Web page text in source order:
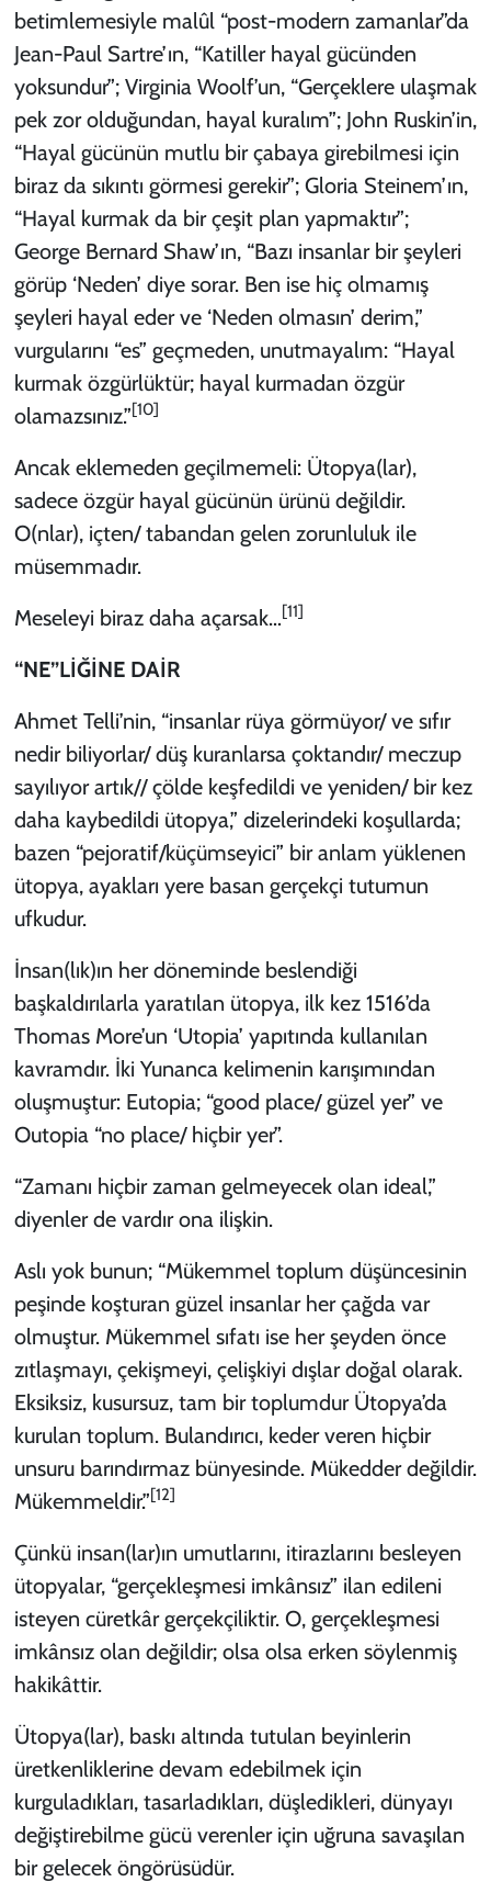
betimlemesiyle malûl “post-modern zamanlar”da
Jean-Paul Sartre’ın, “Katiller hayal gücünden
yoksundur”; Virginia Woolf’un, “Gerçeklere ulaşmak
pek zor olduğundan, hayal kuralım”; John Ruskin’in,
“Hayal gücünün mutlu bir çabaya girebilmesi için
biraz da sıkıntı görmesi gerekir”; Gloria Steinem’ın,
“Hayal kurmak da bir çeşit plan yapmaktır”;
George Bernard Shaw’ın, “Bazı insanlar bir şeyleri
görüp ‘Neden’ diye sorar. Ben ise hiç olmamış
şeyleri hayal eder ve ‘Neden olmasın’ derim,”
vurgularını “es” geçmeden, unutmayalım: “Hayal
kurmak özgürlüktür; hayal kurmadan özgür
olamazsınız.”[10]
Ancak eklemeden geçilmemeli: Ütopya(lar),
sadece özgür hayal gücünün ürünü değildir.
O(nlar), içten/ tabandan gelen zorunluluk ile
müsemmadır.
Meseleyi biraz daha açarsak…[11]
“NE”LİĞİNE DAİR
Ahmet Telli’nin, “insanlar rüya görmüyor/ ve sıfır
nedir biliyorlar/ düş kuranlarsa çoktandır/ meczup
sayılıyor artık// çölde keşfedildi ve yeniden/ bir kez
daha kaybedildi ütopya,” dizelerindeki koşullarda;
bazen “pejoratif/küçümseyici” bir anlam yüklenen
ütopya, ayakları yere basan gerçekçi tutumun
ufkudur.
İnsan(lık)ın her döneminde beslendiği
başkaldırılarla yaratılan ütopya, ilk kez 1516’da
Thomas More’un ‘Utopia’ yapıtında kullanılan
kavramdır. İki Yunanca kelimenin karışımından
oluşmuştur: Eutopia; “good place/ güzel yer” ve
Outopia “no place/ hiçbir yer”.
“Zamanı hiçbir zaman gelmeyecek olan ideal,”
diyenler de vardır ona ilişkin.
Aslı yok bunun; “Mükemmel toplum düşüncesinin
peşinde koşturan güzel insanlar her çağda var
olmuştur. Mükemmel sıfatı ise her şeyden önce
zıtlaşmayı, çekişmeyi, çelişkiyi dışlar doğal olarak.
Eksiksiz, kusursuz, tam bir toplumdur Ütopya’da
kurulan toplum. Bulandırıcı, keder veren hiçbir
unsuru barındırmaz bünyesinde. Mükedder değildir.
Mükemmeldir.”[12]
Çünkü insan(lar)ın umutlarını, itirazlarını besleyen
ütopyalar, “gerçekleşmesi imkânsız” ilan edileni
isteyen cüretkâr gerçekçiliktir. O, gerçekleşmesi
imkânsız olan değildir; olsa olsa erken söylenmiş
hakikâttir.
Ütopya(lar), baskı altında tutulan beyinlerin
üretkenliklerine devam edebilmek için
kurguladıkları, tasarladıkları, düşledikleri, dünyayı
değiştirebilme gücü verenler için uğruna savaşılan
bir gelecek öngörüsüdür.